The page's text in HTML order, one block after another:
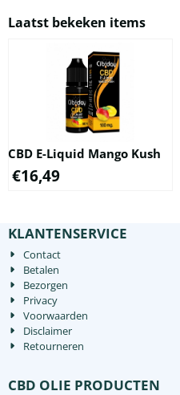
100% PG / VG (70% PG, 30% VG)
Plantaardige glycerine
Propyleenglycol Cannabi...
Laatst bekeken items
CBD E-Liquid Mango Kush
€16,49
KLANTENSERVICE
Contact
Betalen
Bezorgen
Privacy
Voorwaarden
Disclaimer
Retourneren
CBD OLIE PRODUCTEN